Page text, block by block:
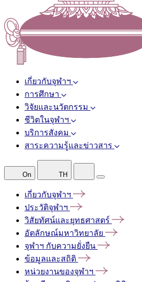
เกี่ยวกับจุฬาฯ
การศึกษา
วิจัยและนวัตกรรม
ชีวิตในจุฬาฯ
บริการสังคม
สาระความรู้และข่าวสาร
On TH
เกี่ยวกับจุฬาฯ
ประวัติจุฬาฯ
วิสัยทัศน์และยุทธศาสตร์
อัตลักษณ์มหาวิทยาลัย
จุฬาฯ กับความยั่งยืน
ข้อมูลและสถิติ
หน่วยงานของจุฬาฯ